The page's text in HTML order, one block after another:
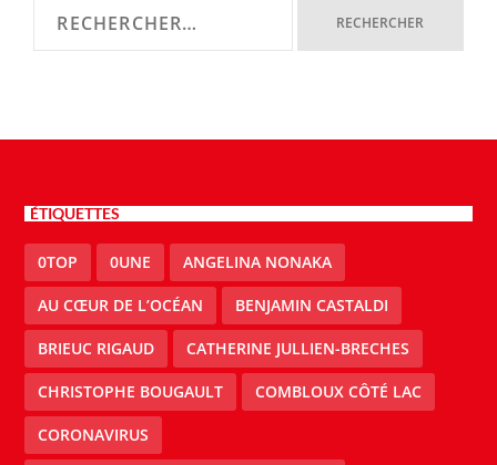
ÉTIQUETTES
0TOP 0UNE ANGELINA NONAKA
AU CŒUR DE L’OCÉAN BENJAMIN CASTALDI
BRIEUC RIGAUD CATHERINE JULLIEN-BRECHES
CHRISTOPHE BOUGAULT COMBLOUX CÔTÉ LAC
CORONAVIRUS